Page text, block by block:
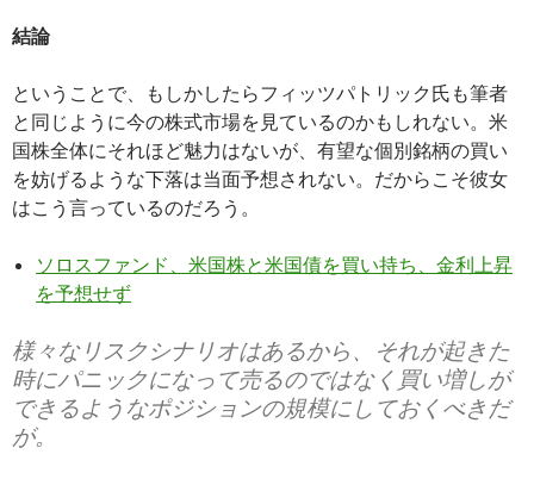
結論
ということで、もしかしたらフィッツパトリック氏も筆者
と同じように今の株式市場を見ているのかもしれない。米
国株全体にそれほど魅力はないが、有望な個別銘柄の買い
を妨げるような下落は当面予想されない。だからこそ彼女
はこう言っているのだろう。
ソロスファンド、米国株と米国債を買い持ち、金利上昇
を予想せず
様々なリスクシナリオはあるから、それが起きた
時にパニックになって売るのではなく買い増しが
できるようなポジションの規模にしておくべきだ
が。